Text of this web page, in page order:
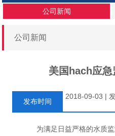
公司新闻
公司新闻
美国hach应
发布时间
2018-09-03 |
为满足日益严格的水质监